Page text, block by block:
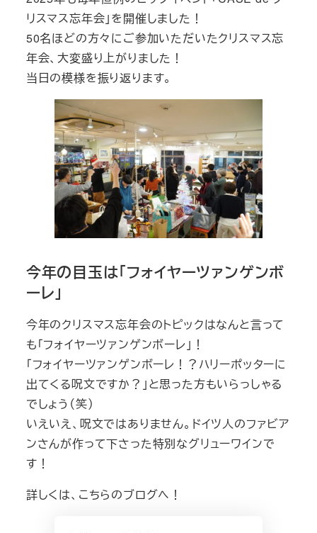
リスマス忘年会」を開催しました！
50名ほどの方々にご参加いただいたクリスマス忘
年会、大変盛り上がりました！
当日の模様を振り返ります。
今年の目玉は「フォイヤーツァンゲンボ
ーレ」
今年のクリスマス忘年会のトピックはなんと言って
も「フォイヤーツァンゲンボーレ」！
「フォイヤーツァンゲンボーレ！？ハリーポッターに
出てくる呪文ですか？」と思った方もいらっしゃる
でしょう（笑）
いえいえ、呪文ではありません。ドイツ人のファビア
ンさんが作って下さった特別なグリューワインで
す！
詳しくは、こちらのブログへ！